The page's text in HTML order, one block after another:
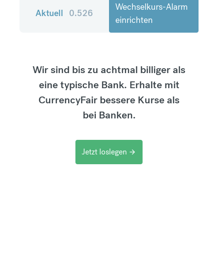
Aktuell 0.526
Wechselkurs-Alarm
einrichten
Wir sind bis zu achtmal billiger als
eine typische Bank. Erhalte mit
CurrencyFair bessere Kurse als
bei Banken.
Jetzt loslegen arrow_forward